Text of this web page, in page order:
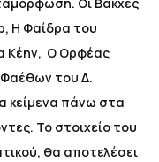
Η Φαίδρα του
Κέην, Ο Ορφέας
Φαέθων του Δ.
κείμενα πάνω στα
Το στοιχείο του
θα αποτελέσει